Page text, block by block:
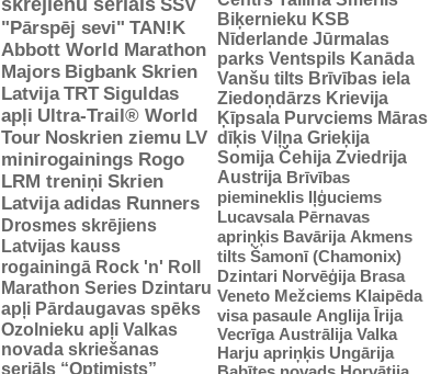
"Pārspēj sevi" TAN!K
Abbott World Marathon
Majors Bigbank Skrien
Latvija TRT Siguldas
apļi Ultra-Trail® World
Tour Noskrien ziemu LV
minirogainings Rogo
LRM treniņi Skrien
Latvija adidas Runners
Drosmes skrējiens
Latvijas kauss
rogainingā Rock 'n' Roll
Marathon Series Dzintaru
apļi Pārdaugavas spēks
Ozolnieku apļi Valkas
novada skriešanas
seriāls “Optimists”
Biķernieku KSB
Nīderlande Jūrmalas
parks Ventspils Kanāda
Vanšu tilts Brīvības iela
Ziedoņdārzs Krievija
Ķīpsala Purvciems Māras
dīķis Viļņa Grieķija
Somija Čehija Zviedrija
Austrija Brīvības
piemineklis Iļģuciems
Lucavsala Pērnavas
apriņķis Bavārija Akmens
tilts Šamonī (Chamonix)
Dzintari Norvēģija Brasa
Veneto Mežciems Klaipēda
visa pasaule Anglija Īrija
Vecrīga Austrālija Valka
Harju apriņķis Ungārija